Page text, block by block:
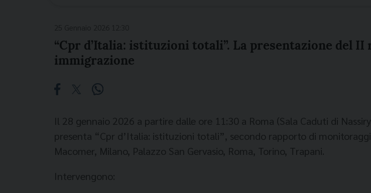
“Cpr d’Italia: istituzioni totali”. La presentazione del
immigrazione
Il 28 gennaio 2026 a partire dalle ore 11:30 a Roma (Sala Caduti di
presenta “Cpr d’Italia: istituzioni totali”, secondo rapporto di
Macomer, Milano, Palazzo San Gervasio, Roma, Torino, Trapani.
Intervengono: